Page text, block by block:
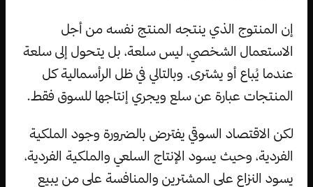
إن المنتوج الذي ينتجه المنتج نفسه من أجل
الاستعمال الشخصي، ليس سلعة، بل يتحول إلى سلعة
عندما يُباع أو يشترى. وبالتالي في ظل الرأسمالية كل
المنتجات عبارة عن سلع ويجري إنتاجها للسوق فقط.
لكن الاقتصاد السوقي يفترض بالضرورة وجود الملكية
الفردية، وحيث يسود الإنتاج السلعي والملكية الفردية،
يسود النزاع على المشترين والمنافسة على من يبيع